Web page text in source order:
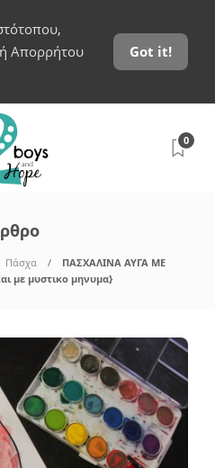
Απορρήτου
Got it!
0
Πάσχα
ΠΑΣΧΑΛΙΝΑ ΑΥΓΑ ΜΕ
με μυστικο μηνυμα}